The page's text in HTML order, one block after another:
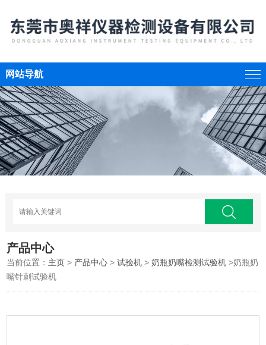
网站导航
产品中心
当前位置： 主页 > 产品中心 >试验机 >奶瓶奶嘴检测试验机 >奶瓶奶
嘴针刺试验机